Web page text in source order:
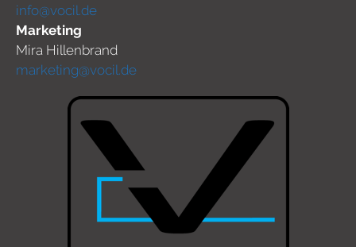
info@vocil.de
Marketing
Mira Hillenbrand
marketing@vocil.de